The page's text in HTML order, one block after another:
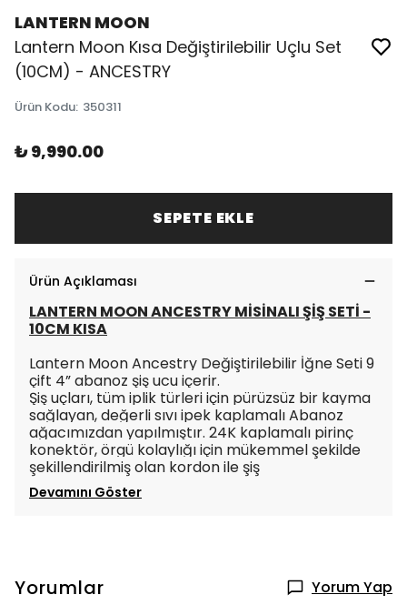
LANTERN MOON
Lantern Moon Kısa Değiştirilebilir Uçlu Set
(10CM) - ANCESTRY
Ürün Kodu: 350311
₺ 9,990.00
SEPETE EKLE
Ürün Açıklaması
LANTERN MOON ANCESTRY MİSİNALI ŞİŞ SETİ -
10CM KISA
Lantern Moon Ancestry Değiştirilebilir İğne Seti 9
çift 4” abanoz şiş ucu içerir.
Şiş uçları, tüm iplik türleri için pürüzsüz bir kayma
sağlayan, değerli sıvı ipek kaplamalı Abanoz
ağacımızdan yapılmıştır. 24K kaplamalı pirinç
konektör, örgü kolaylığı için mükemmel şekilde
şekillendirilmiş olan kordon ile şiş
Devamını Göster
Yorumlar Yorum Yap